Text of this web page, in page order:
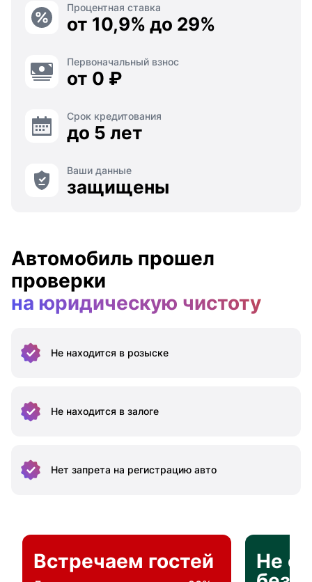
Процентная ставка
от 10,9% до 29%
Первоначальный взнос
от 0 ₽
Срок кредитования
до 5 лет
Ваши данные
защищены
Автомобиль прошел
проверки
на юридическую чистоту
Не находится в розыске
Не находится в залоге
Нет запрета на регистрацию авто
Встречаем гостей
Не